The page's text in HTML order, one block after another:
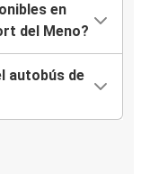
en
del Meno?
autobús de